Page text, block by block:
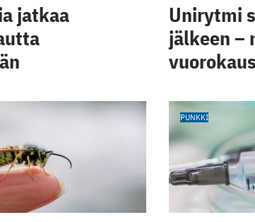
jatkaa
Unirytmi
jälkeen –
PUNKKI